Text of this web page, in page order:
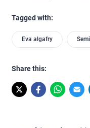
Tagged with:
Eva algafry
Share this: